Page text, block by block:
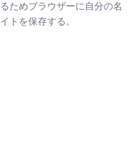
ためブラウザーに自分の名
トを保存する。